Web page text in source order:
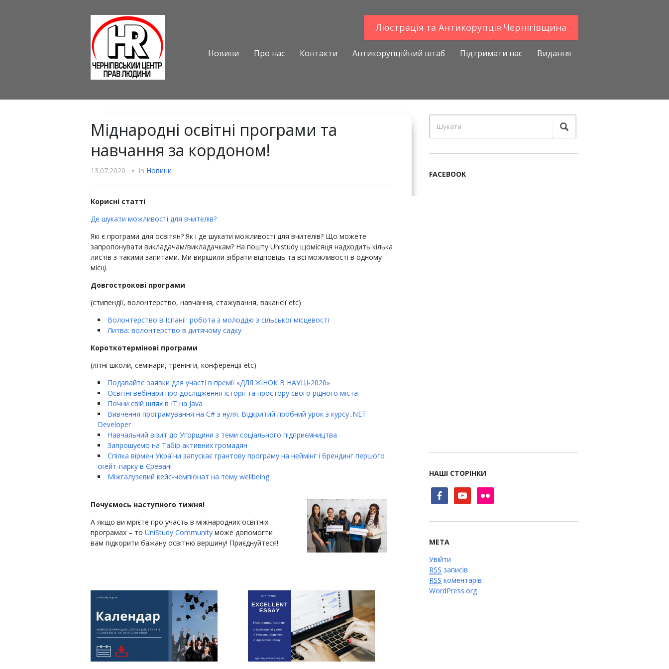
Люстрацiя та Антикорупцiя Чернігівщина
Новини Про нас Контакти Антикорупційний штаб Підтримати нас Видання
Міднародні освітні програми та
навчання за кордоном!
13.07.2020 • In Новини
Корисні статті
Де шукати можливості для вчителів?
Які є програми для освітян? Як і де шукати можливості для вчителів? Що можете
запропонувати викладачам/викладачкам? На пошту Unistudy щомісяця надходить кілька
листів з такими запитами. Ми вирішили зібрати відповідь та всі можливості в одному
місці.
Довгострокові програми
(стипендії, волонтерство, навчання, стажування, вакансії etc)
Волонтерство в Іспанії: робота з молоддю з сільської місцевості
Литва: волонтерство в дитячому садку
Короткотермінові програми
(літні школи, семінари, тренінги, конференції etc)
Подавайте заявки для участі в премії «ДЛЯ ЖІНОК В НАУЦІ-2020»
Освітні вебінари про дослідження історії та простору свого рідного міста
Почни свій шлях в ІТ на Java
Вивчення програмування на C# з нуля. Відкритий пробний урок з курсу .NET
Developer
Навчальний візит до Угорщини з теми соціального підприємництва
Запрошуємо на Табір активних громадян
Спілка вірмен України запускає грантову програму на неймінг і брендинг першого
скейт-парку в Єревані
Міжгалузевий кейс-чемпіонат на тему wellbeing
Почуємось наступного тижня!
А якщо ви мрієте про участь в міжнародних освітніх
програмах – тоUniStudy Community може допомогти
вам підкорити бажану освітню вершину! Приєднуйтеся!
FACEBOOK
НАШІ СТОРІНКИ
facebookyoutube flickr
МЕТА
Увійти
RSS записів
RSS коментарів
WordPress.org